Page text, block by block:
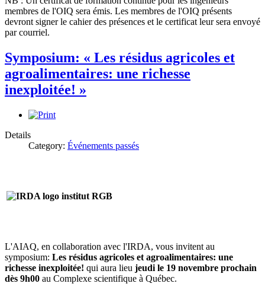
membres de l'OIQ sera émis. Les membres de l'OIQ présents
devront signer le cahier des présences et le certificat leur sera envoyé
par courriel.
Symposium: « Les résidus agricoles et
agroalimentaires: une richesse
inexploitée! »
Details
Category: Événements passés
L'AIAQ, en collaboration avec l'IRDA, vous invitent au
symposium: Les résidus agricoles et agroalimentaires: une
richesse inexploitée! qui aura lieu jeudi le 19 novembre prochain
dès 9h00 au Complexe scientifique à Québec.